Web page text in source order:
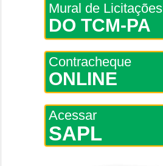
Mural de Licitações
DO TCM-PA
Contracheque
ONLINE
Acessar
SAPL